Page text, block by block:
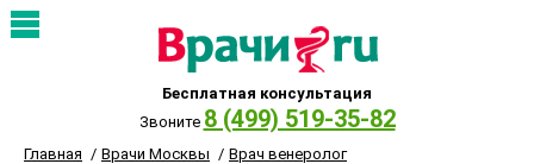
Бесплатная консультация
Звоните 8 (499) 519-35-82
Главная Врачи Москвы
Врач венеролог